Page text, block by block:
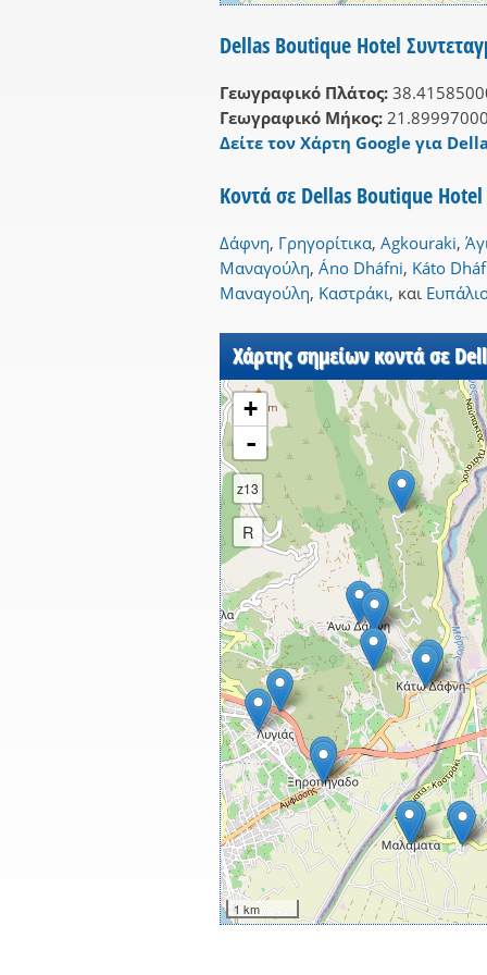
Dellas Boutique Hotel
Γεωγραφικό Πλάτος:
Γεωγραφικό Μήκος:
Δείτε τον Χάρτη Google για
Κοντά σε Dellas Boutique
Δάφνη, Γρηγορίτικα, Agkouraki,
Μαναγούλη, Áno Dháfni, Káto
Μαναγούλη, Καστράκι, και
Χάρτης σημείων κοντά σε
+
-
z13
R
1 km